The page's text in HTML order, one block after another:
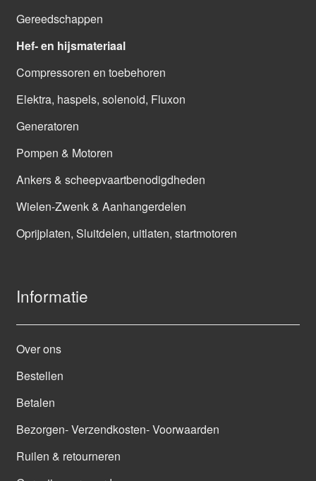
Gereedschappen
Hef- en hijsmateriaal
Compressoren en toebehoren
Elektra, haspels, solenoid, Fluxon
Generatoren
Pompen & Motoren
Ankers & scheepvaartbenodigdheden
Wielen-Zwenk & Aanhangerdelen
Oprijplaten, Sluitdelen, uitlaten, startmotoren
Informatie
Over ons
Bestellen
Betalen
Bezorgen- Verzendkosten- Voorwaarden
Ruilen & retourneren